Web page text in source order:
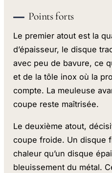
Points forts
Le premier atout est la
d’épaisseur, le disque
avec peu de bavure, ce
et de la tôle inox où la
compte. La meuleuse
coupe reste maîtrisée.
Le deuxième atout,
coupe froide. Un disque
chaleur qu’un disque
bleuissement du métal.